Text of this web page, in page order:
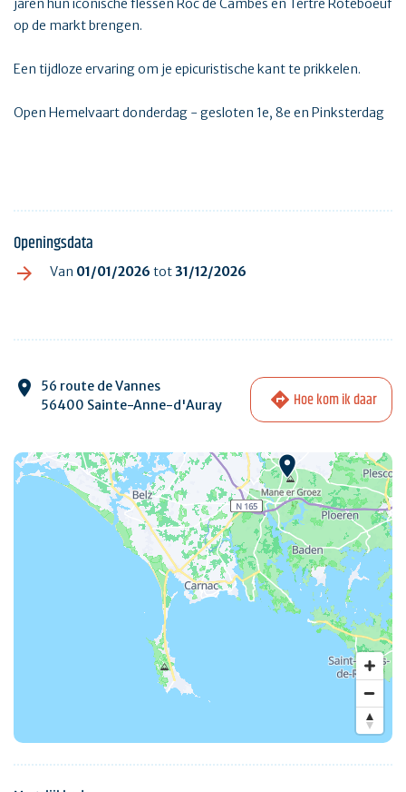
jaren hun iconische flessen Roc de Cambes en Tertre Roteboeuf
op de markt brengen.
Een tijdloze ervaring om je epicuristische kant te prikkelen.
Open Hemelvaart donderdag - gesloten 1e, 8e en Pinksterdag
Openingsdata
Van 01/01/2026 tot31/12/2026
56 route de Vannes
56400 Sainte-Anne-d'Auray
Hoe kom ik daar